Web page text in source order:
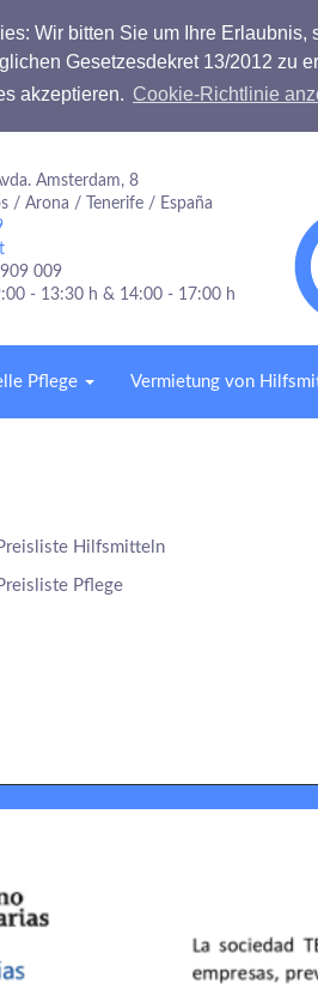
Wir bitten Sie um Ihre
Gesetzesdekret 13/2012 zu
akzeptieren. Cookie-Richtlinie
Amsterdam, 8
/ Arona / Tenerife / España
009
- 13:30 h & 14:00 - 17:00 h
Pflege Vermietung von
Hilfsmitteln
Pflege